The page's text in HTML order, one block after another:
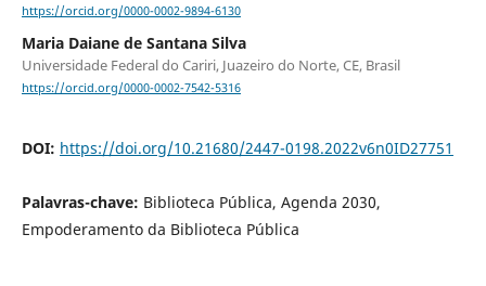
https://orcid.org/0000-0002-9894-6130
Maria Daiane de Santana Silva
Universidade Federal do Cariri, Juazeiro do Norte, CE, Brasil
https://orcid.org/0000-0002-7542-5316
DOI: https://doi.org/10.21680/2447-0198.2022v6n0ID27751
Palavras-chave: Biblioteca Pública, Agenda 2030,
Empoderamento da Biblioteca Pública